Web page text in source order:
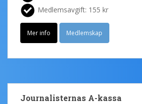
Medlemsavgift: 155 kr
Mer info Medlemskap
Journalisternas A-kassa